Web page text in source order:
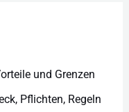
und Grenzen
Pflichten, Regeln